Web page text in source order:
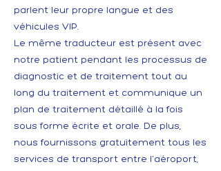
parlent leur propre langue et des
véhicules VIP.
Le même traducteur est présent avec
notre patient pendant les processus de
diagnostic et de traitement tout au
long du traitement et communique un
plan de traitement détaillé à la fois
sous forme écrite et orale. De plus,
nous fournissons gratuitement tous les
services de transport entre l'aéroport,